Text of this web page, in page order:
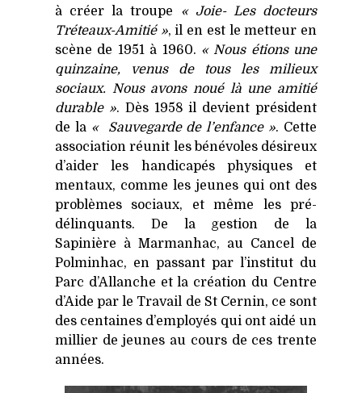
à créer la troupe « Joie- Les docteurs
Tréteaux-Amitié », il en est le metteur en
scène de 1951 à 1960. « Nous étions une
quinzaine, venus de tous les milieux
sociaux. Nous avons noué là une amitié
durable ». Dès 1958 il devient président
de la « Sauvegarde de l’enfance ». Cette
association réunit les bénévoles désireux
d’aider les handicapés physiques et
mentaux, comme les jeunes qui ont des
problèmes sociaux, et même les pré-
délinquants. De la gestion de la
Sapinière à Marmanhac, au Cancel de
Polminhac, en passant par l’institut du
Parc d’Allanche et la création du Centre
d’Aide par le Travail de St Cernin, ce sont
des centaines d’employés qui ont aidé un
millier de jeunes au cours de ces trente
années.